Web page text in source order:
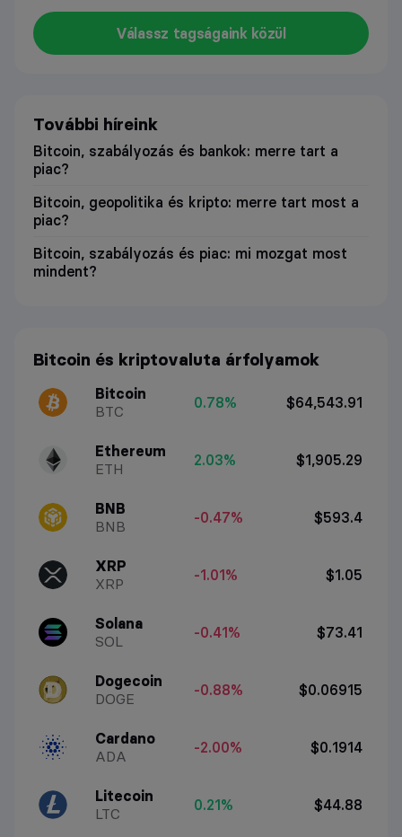
Válassz tagságaink közül
További híreink
Bitcoin, szabályozás és bankok: merre tart a
piac?
Bitcoin, geopolitika és kripto: merre tart most a
piac?
Bitcoin, szabályozás és piac: mi mozgat most
mindent?
Bitcoin és kriptovaluta árfolyamok
Bitcoin
BTC
0.78% $64,543.91
Ethereum
ETH
2.03% $1,905.29
BNB
BNB
-0.47% $593.4
XRP
XRP
-1.01% $1.05
Solana
SOL
-0.41% $73.41
Dogecoin
DOGE
-0.88% $0.06915
Cardano
ADA
-2.00% $0.1914
Litecoin
LTC
0.21% $44.88